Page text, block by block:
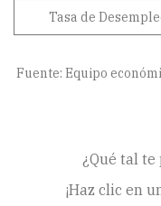
Tasa de
Fuente: Equipo
¿Qué tal
¡Haz clic en